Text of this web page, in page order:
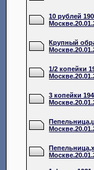
10 рублей
Крупный
1/2 копейки
3 копейки